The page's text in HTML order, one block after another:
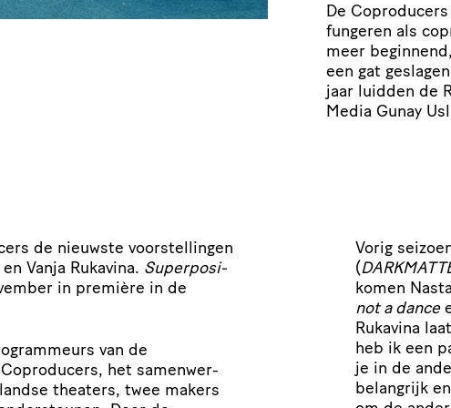
De
fungeren als
meer
een gat
jaar luidden de
Media Gunay
de nieuwste voor­stel­lingen
Vanja Rukavina. Super­po­si­
in première in de
van de
het samen­wer­
theaters, twee makers
Vorig
(
komen
not a dance
Rukavina
heb ik een
je in de
belangrijk